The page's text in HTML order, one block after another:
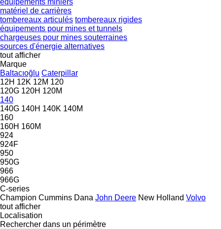
matériel de carrières
tombereaux articulés tombereaux rigides
équipements pour mines et tunnels
chargeuses pour mines souterraines
sources d'énergie alternatives
tout afficher
Marque
Baltacıoğlu Caterpillar
12H 12K 12M 120
120G 120H 120M
140
140G 140H 140K 140M
160
160H 160M
924
924F
950
950G
966
966G
C-series
Champion Cummins Dana John Deere New Holland Volvo
tout afficher
Localisation
Rechercher dans un périmètre